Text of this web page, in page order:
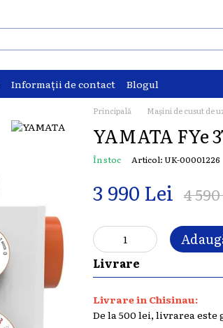
Informații de contact Blogul
Principală Mașini de cusut de
YAMATA FYe
În stoc Articol: UK-00001226
3 990 Lei 4
Livrare
Livrare in Chisinau:
De la 500 lei, livrarea